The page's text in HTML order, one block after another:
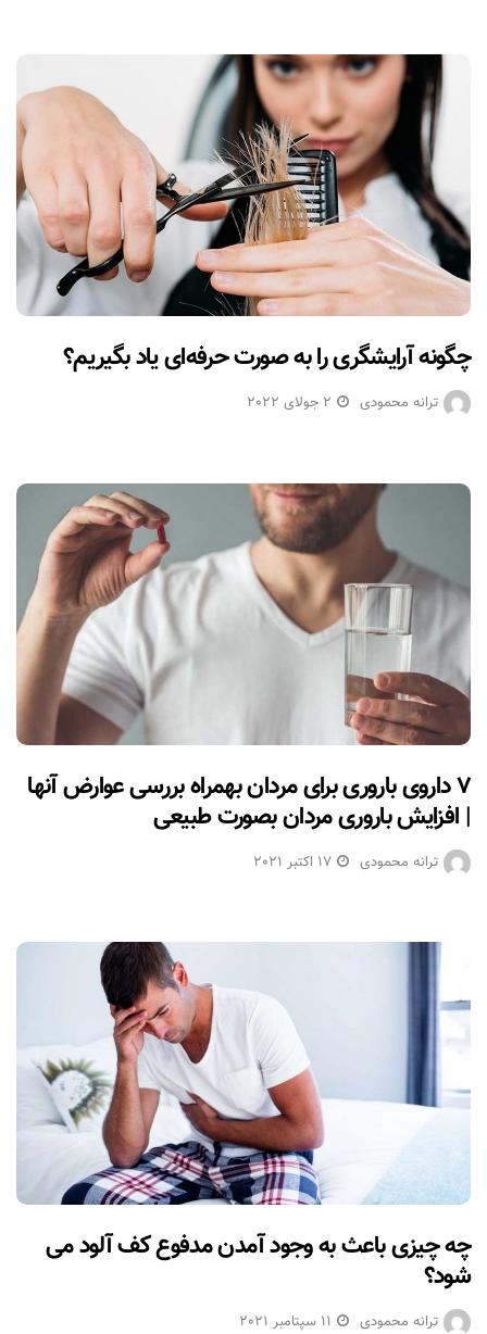
چگونه آرایشگری را به صورت حرفه‌ای یاد بگیریم؟
ترانه محمودی 2 جولای 2022
۷ داروی باروری برای مردان بهمراه بررسی عوارض آنها
| افزایش باروری مردان بصورت طبیعی
ترانه محمودی 17 اکتبر 2021
چه چیزی باعث به وجود آمدن مدفوع کف آلود می
شود؟
ترانه محمودی 11 سپتامبر 2021